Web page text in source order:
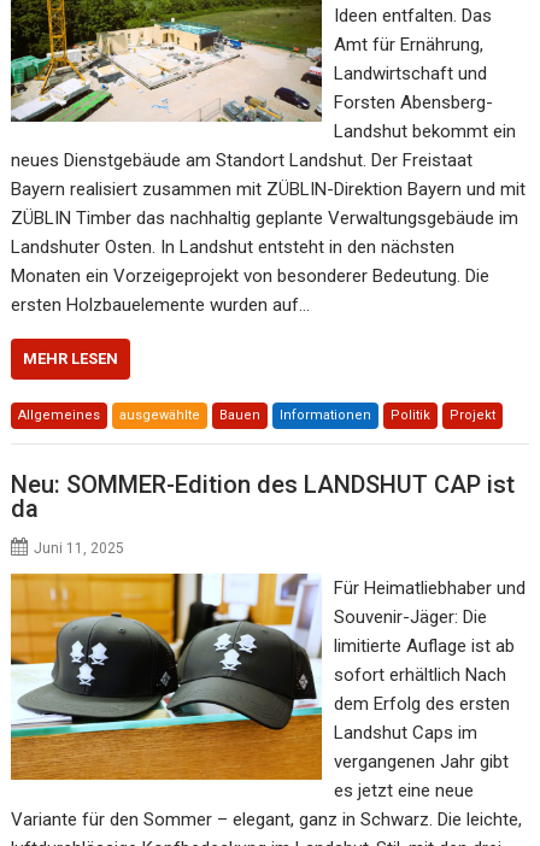
Ideen entfalten. Das
Amt für Ernährung,
Landwirtschaft und
Forsten Abensberg-
Landshut bekommt ein
neues Dienstgebäude am Standort Landshut. Der Freistaat
Bayern realisiert zusammen mit ZÜBLIN-Direktion Bayern und mit
ZÜBLIN Timber das nachhaltig geplante Verwaltungsgebäude im
Landshuter Osten. In Landshut entsteht in den nächsten
Monaten ein Vorzeigeprojekt von besonderer Bedeutung. Die
ersten Holzbauelemente wurden auf…
MEHR LESEN
Allgemeines ausgewählte Bauen Informationen Politik Projekt
Neu: SOMMER-Edition des LANDSHUT CAP ist
da
Juni 11, 2025
Für Heimatliebhaber und
Souvenir-Jäger: Die
limitierte Auflage ist ab
sofort erhältlich Nach
dem Erfolg des ersten
Landshut Caps im
vergangenen Jahr gibt
es jetzt eine neue
Variante für den Sommer – elegant, ganz in Schwarz. Die leichte,